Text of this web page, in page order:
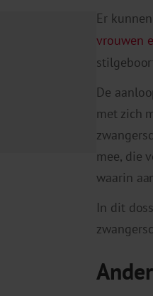
Er
vrouwen
De
met zich
mee, die
waarin
In dit